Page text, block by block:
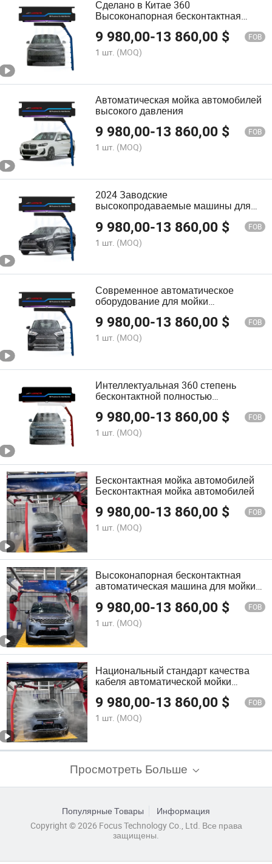
Сделано в Китае 360
Высоконапорная бесконтактная
9 980,00-13 860,00 $ FOB
1 шт. (MOQ)
Автоматическая мойка автомобилей
высокого давления
9 980,00-13 860,00 $ FOB
1 шт. (MOQ)
2024 Заводские
высокопродаваемые машины для
давлением Автоматическая мойка
автомобилей
9 980,00-13 860,00 $ FOB
1 шт. (MOQ)
Современное автоматическое
оборудование для мойки
автомобилей с энергоэффективным
дизайном
9 980,00-13 860,00 $ FOB
1 шт. (MOQ)
Интеллектуальная 360 степень
бесконтактной полностью
автоматической мойки автомобиля
безщеточной мойки автомобиля
автоматическая
9 980,00-13 860,00 $ FOB
1 шт. (MOQ)
Бесконтактная мойка автомобилей
Бесконтактная мойка автомобилей
9 980,00-13 860,00 $ FOB
1 шт. (MOQ)
Высоконапорная бесконтактная
автоматическая машина для мойки
автомобилей
9 980,00-13 860,00 $ FOB
1 шт. (MOQ)
Национальный стандарт качества
кабеля автоматической мойки
автомобилей с 15kw мощностью
9 980,00-13 860,00 $ FOB
1 шт. (MOQ)
Просмотреть Больше
Популярные Товары
Информация
Copyright © 2026 Focus Technology Co., Ltd. Все права
защищены.